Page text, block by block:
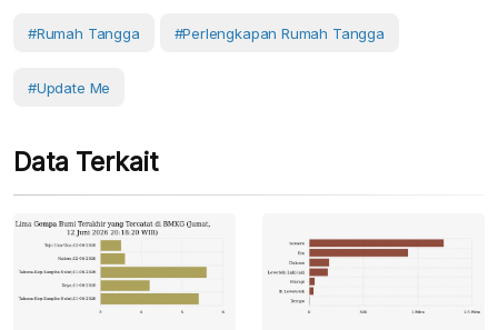
#Rumah Tangga #perlengkapan Rumah Tangga
#Update Me
Data Terkait